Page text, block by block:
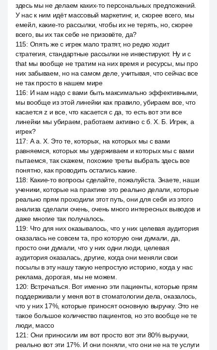
здесь мы не делаем каких-то персональных предложений.
У нас к ним идёт массовый маркетинг, и, скорее всего, мы
емейл, какие-то рассылки, чтобы их не терять, но, скорее
всего, вы их так себе не призовёте, да?
115: Опять же с игрек мало тратят, но редко ходит
стратегия, стандартные рассылки не инвестируют. Ну и с
that мы вообще не тратим на них время и ресурсы, мы про
них забываем, но на самом деле, учитывая, что сейчас все
не так просто в нашем мире
116: И нам надо с вами быть максимально эффективными,
мы вообще из этой линейки как правило, убираем все, что
касается z и все, что касается с да, то есть вот эти все
линейки мы убираем, работаем активно с б. X. Б. Игрек, а
игрек?
117: А а. X. Это те, которых, на которых мы с вами
равняемся, которых мы удерживаем и которых мы с вами
пытаемся, так скажем, похожие треты выбрать здесь все
понятно, как проводить остались какие.
118: Какие-то вопросы сделайте, пожалуйста. Знаете, наши
ученики, которые на практике это реально делали, которые
реально прям проходили этот путь, они для себя из этого
анализа сделали очень, очень много интересных выводов и
даже многие так получалось.
119: Что для них оказывалось, что у них целевая аудитория
оказалась не совсем та, про которую они думали, да,
просто они думали, что у них одни люди, целевая
аудитория оказалась, другие, когда они меняли свои
посылы в эту нашу такую непростую историю, когда у нас
реклама, дорогая, мы не можем.
120: Встречаться. Вот именно эти пациенты, которые прям
поддерживали у меня вот в стоматологии дела, оказалось,
что у них 17%, которые приносят основную выручку. Это не
такое большое количество пациентов, но это вообще не те
люди, массо
121 : Они приносили им вот просто вот эти 80% выручки,
реально вот эти 17%. И они поняли, что они не на те услуги